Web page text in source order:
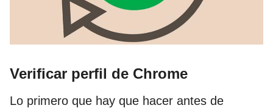
Verificar perfil de Chrome
Lo primero que hay que hacer antes de